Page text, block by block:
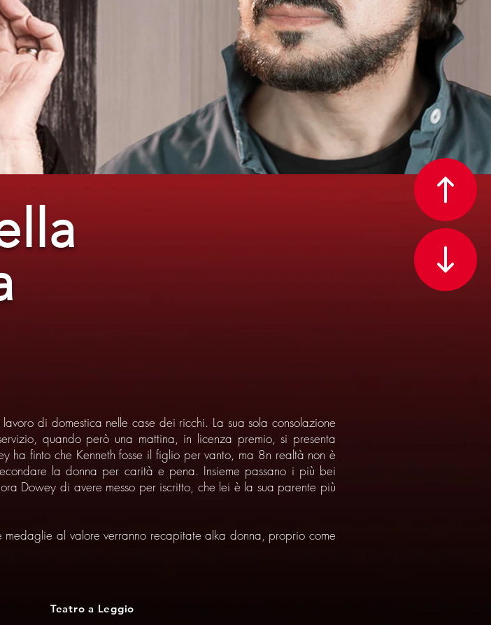
di domestica nelle case dei ricchi. La sua sola consolazione
quando però una mattina, in licenza premio, si presenta
ha finto che Kenneth fosse il figlio per vanto, ma 8n realtà non è
la donna per carità e pena. Insieme passano i più bei
Dowey di avere messo per iscritto, che lei è la sua parente più
al valore verranno recapitate alka donna, proprio come
Teatro a Leggio